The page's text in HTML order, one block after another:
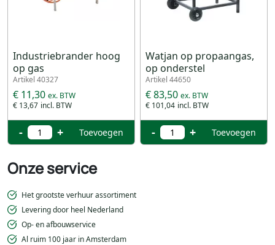
Onze service
Het grootste verhuur assortiment
Levering door heel Nederland
Op- en afbouwservice
Al ruim 100 jaar in Amsterdam
Industriebrander hoog
op gas
Artikel 40327
€ 13,67
€ 11,30
- + Toevoegen
Watjan op propaangas,
op onderstel
Artikel 44650
€ 101,04
€ 83,50
- + Toevoegen